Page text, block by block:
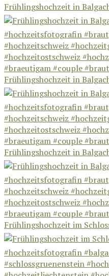
Frühlingshochzeit in
Frühlingshochzeit in
Frühlingshochzeit in
Frühlingshochzeit im